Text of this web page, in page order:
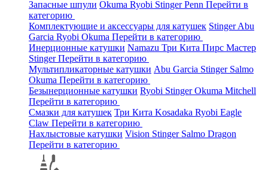
Запасные шпули Okuma Ryobi StingerPenn Перейти в
категорию
Комплектующие и аксессуары для катушек StingerAbu
Garcia Ryobi Okuma Перейти в категорию
Инерционные катушки Namazu Три Кита Пирс Мастер
StingerПерейти в категорию
Мультипликаторные катушки Abu Garcia Stinger Salmo
Okuma Перейти в категорию
Безынерционные катушки Ryobi StingerOkuma Mitchell
Перейти в категорию
Смазки для катушек Три Кита Kosadaka Ryobi Eagle
Claw Перейти в категорию
Нахлыстовые катушки Vision Stinger Salmo Dragon
Перейти в категорию